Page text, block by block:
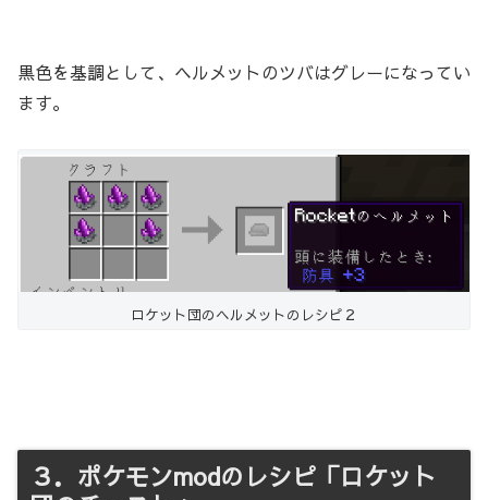
黒色を基調として、ヘルメットのツバはグレーになってい
ます。
ロケット団のヘルメットのレシピ２
３．ポケモンmodのレシピ「ロケット